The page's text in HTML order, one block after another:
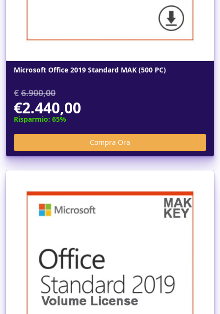
Microsoft Office 2019 Standard MAK (500 PC)
€ 6.900,00
€2.440,00
Risparmio: 65%
Dettagli